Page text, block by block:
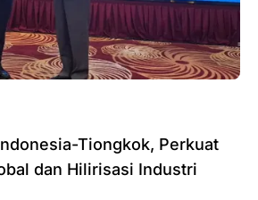
Tiongkok, Perkuat
dan Hilirisasi Industri